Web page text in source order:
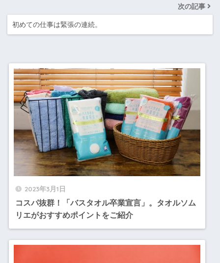
次の記事
初めての仕事は緊張の連続。
2023年3月1日
コスパ抜群！「バスタオル卒業宣言」。タオルソム
リエがおすすめポイントをご紹介